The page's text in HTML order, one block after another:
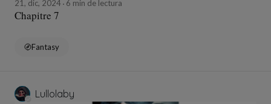
21, dic, 2024 6 min de lectura
Chapitre 7
Fantasy
Lullolaby